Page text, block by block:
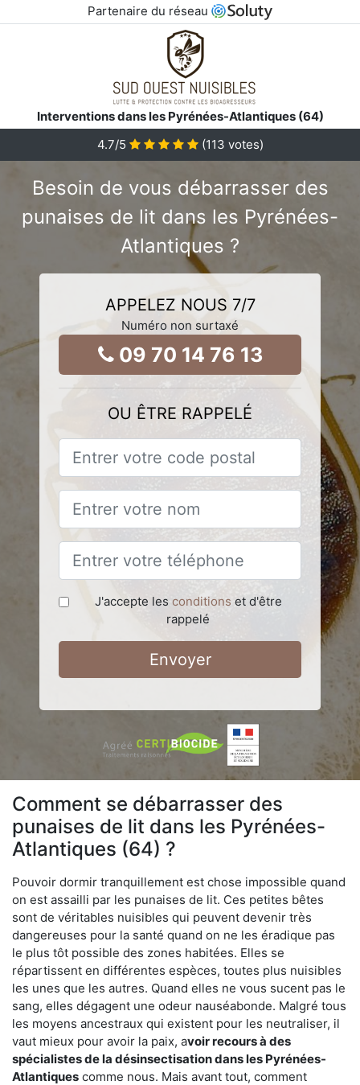
Partenaire du réseau
Interventions dans les Pyrénées-Atlantiques (64)
4.7/5 (113 votes)
Besoin de vous débarrasser des
punaises de lit dans les Pyrénées-
Atlantiques ?
APPELEZ NOUS 7/7
Numéro non surtaxé
09 70 14 76 13
OU ÊTRE RAPPELÉ
J'accepte les conditions et d'être
rappelé
Envoyer
Comment se débarrasser des
punaises de lit dans les Pyrénées-
Atlantiques (64) ?
Pouvoir dormir tranquillement est chose impossible quand
on est assailli par les punaises de lit. Ces petites bêtes
sont de véritables nuisibles qui peuvent devenir très
dangereuses pour la santé quand on ne les éradique pas
le plus tôt possible des zones habitées. Elles se
répartissent en différentes espèces, toutes plus nuisibles
les unes que les autres. Quand elles ne vous sucent pas le
sang, elles dégagent une odeur nauséabonde. Malgré tous
les moyens ancestraux qui existent pour les neutraliser, il
vaut mieux pour avoir la paix, avoir recours à des
spécialistes de la désinsectisation dans les Pyrénées-
Atlantiques comme nous. Mais avant tout, comment